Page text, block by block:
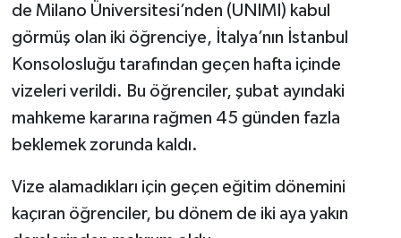
de Milano Üniversitesi’nden (UNIMI) kabul
görmüş olan iki öğrenciye, İtalya’nın İstanbul
Konsolosluğu tarafından geçen hafta içinde
vizeleri verildi. Bu öğrenciler, şubat ayındaki
mahkeme kararına rağmen 45 günden fazla
beklemek zorunda kaldı.
Vize alamadıkları için geçen eğitim dönemini
kaçıran öğrenciler, bu dönem de iki aya yakın